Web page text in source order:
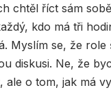
chtěl říct sám sobě
kdo má tři
Myslím se, že role
diskusi. Ne, že
ale o tom, jak má